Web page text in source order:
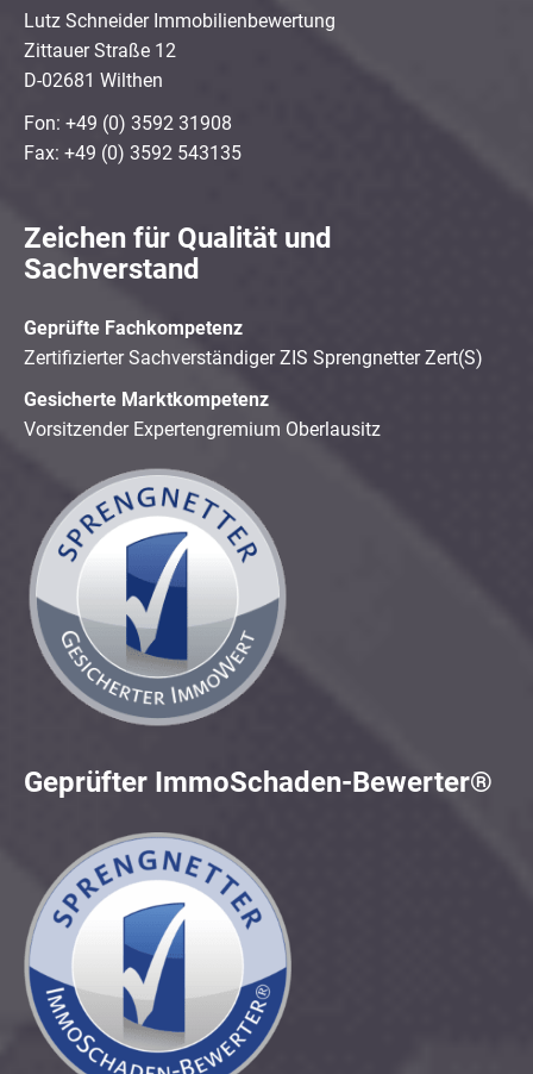
Lutz Schneider Immobilienbewertung
Zittauer Straße 12
D-02681 Wilthen
Fon: +49 (0) 3592 31908
Fax: +49 (0) 3592 543135
Zeichen für Qualität und
Sachverstand
Geprüfte Fachkompetenz
Zertifizierter Sachverständiger ZIS Sprengnetter Zert(S)
Gesicherte Marktkompetenz
Vorsitzender Expertengremium Oberlausitz
Geprüfter ImmoSchaden-Bewerter®